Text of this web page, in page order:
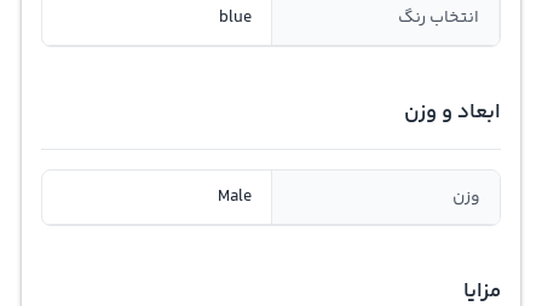
انتخاب رنگ blue
ابعاد و وزن
وزن Male
مزایا